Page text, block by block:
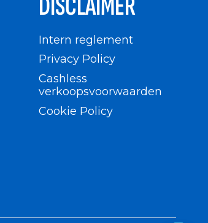
Intern reglement
Privacy Policy
Cashless
verkoopsvoorwaarden
Cookie Policy